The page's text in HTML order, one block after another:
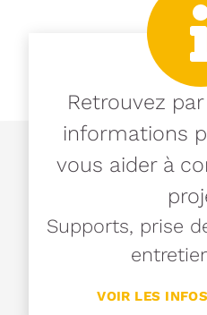
Retrouvez
informations
vous aider à
Supports, prise
VOIR LES